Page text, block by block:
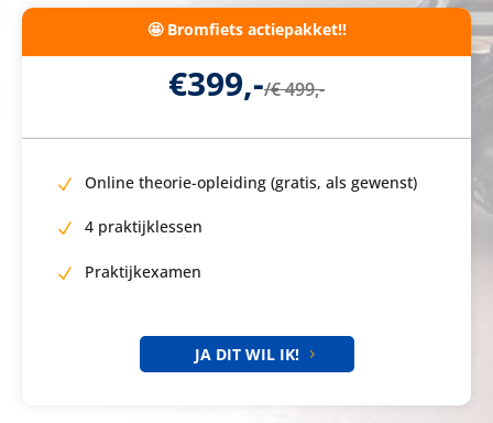
🤩 Bromfiets actiepakket!!
€399,-/€ 499,-
Online theorie-opleiding (gratis, als gewenst)
4 praktijklessen
Praktijkexamen
JA DIT WIL IK!